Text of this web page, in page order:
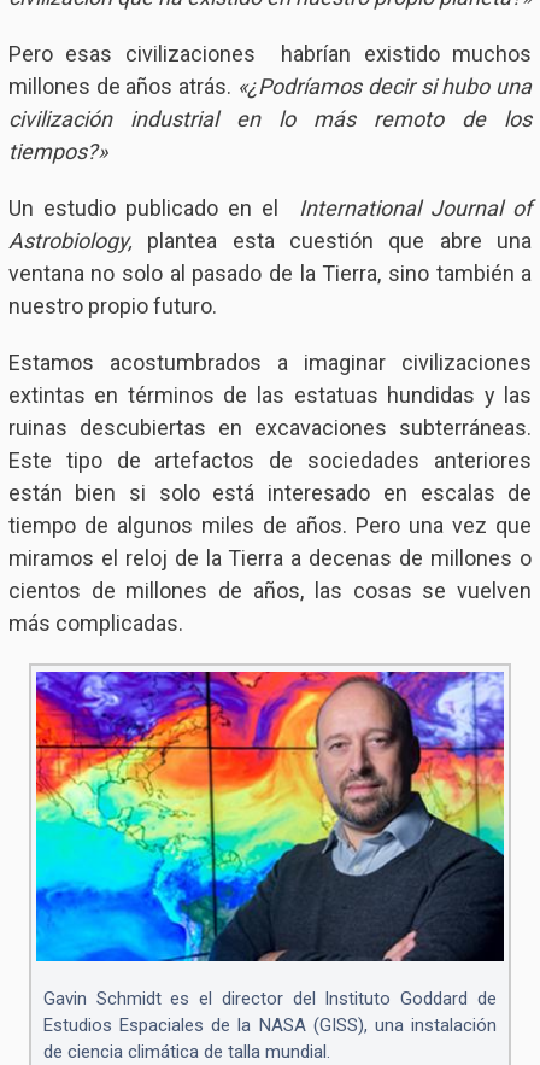
Pero esas civilizaciones habrían existido muchos
millones de años atrás. «¿Podríamos decir si hubo una
civilización industrial en lo más remoto de los
tiempos?»
Un estudio publicado en el
International Journal of
Astrobiology, plantea esta cuestión que abre una
ventana no solo al pasado de la Tierra, sino también a
nuestro propio futuro.
Estamos acostumbrados a imaginar civilizaciones
extintas en términos de las estatuas hundidas y las
ruinas descubiertas en excavaciones subterráneas.
Este tipo de artefactos de sociedades anteriores
están bien si solo está interesado en escalas de
tiempo de algunos miles de años. Pero una vez que
miramos el reloj de la Tierra a decenas de millones o
cientos de millones de años, las cosas se vuelven
más complicadas.
Gavin Schmidt es el director del Instituto Goddard de
Estudios Espaciales de la NASA (GISS), una instalación
de ciencia climática de talla mundial.